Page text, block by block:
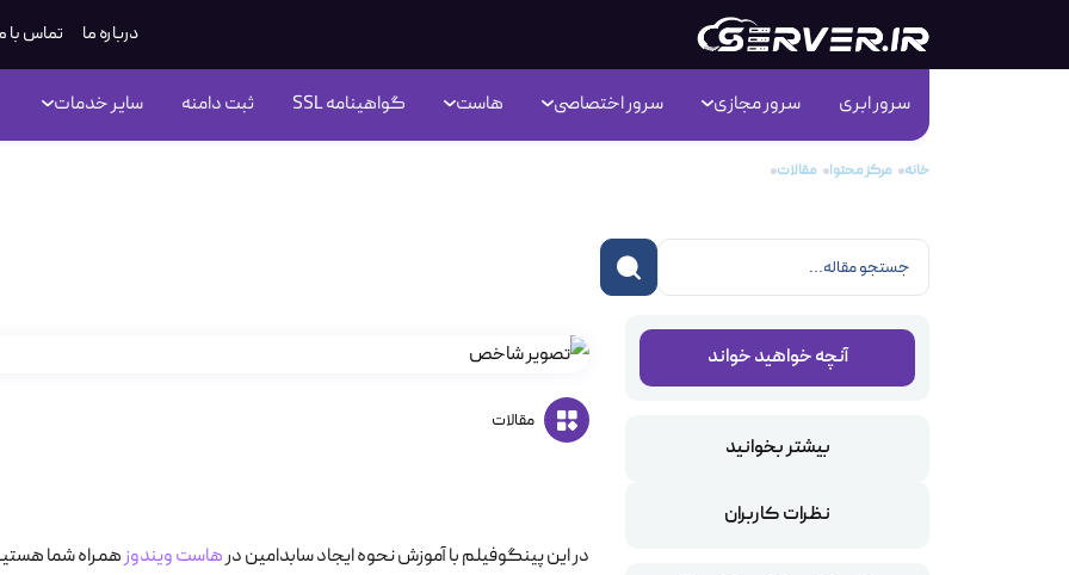
درباره ما تماس با
سرور ابری سرور مجازی سرور اختصاصی هاست گواهینامه SSL ثبت دامنه سایر خدمات
خانه مرکز محتوا مقالات
آنچه خواهید خواند
بیشتر بخوانید
نظرات کاربران
مقالات
در این پینگوفیلم با آموزش نحوه ایجاد سابدامین درهاست ویندوزهمراه شما